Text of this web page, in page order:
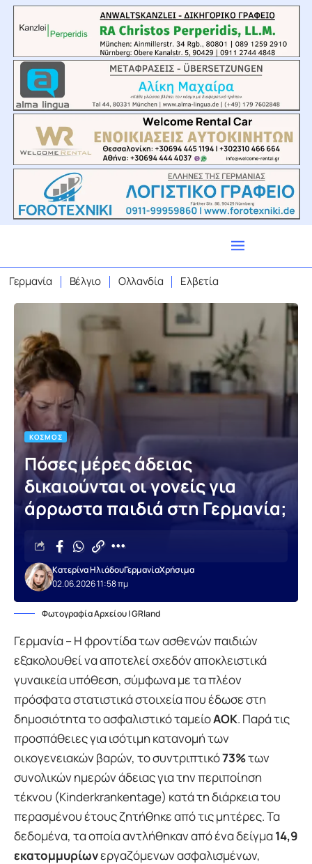
Γερμανία Βέλγιο Ολλανδία Ελβετία
ΚΌΣΜΟΣ
Πόσες μέρες άδειας
δικαιούνται οι γονείς για
άρρωστα παιδιά στη Γερμανία;
02.06.2026 11:58 πμ
Κατερίνα ΗλιάδουΓερμανίαΧρήσιμα
Φωτογραφία Αρχείου | GRland
Γερμανία – Η φροντίδα των ασθενών παιδιών
εξακολουθεί να αποτελεί σχεδόν αποκλειστικά
γυναικεία υπόθεση, σύμφωνα με τα πλέον
πρόσφατα στατιστικά στοιχεία που έδωσε στη
δημοσιότητα το ασφαλιστικό ταμείοAOK. Παρά τις
προσπάθειες για ισότιμη κατανομή των
οικογενειακών βαρών, το συντριπτικό73%των
συνολικών ημερών άδειας για την περιποίηση
τέκνου (Kinderkrankentage) κατά τη διάρκεια του
περασμένου έτους ζητήθηκε από τις μητέρες. Τα
δεδομένα, τα οποία αντλήθηκαν από ένα δείγμα14,9
εκατομμυρίωνεργαζόμενων ασφαλισμένων,